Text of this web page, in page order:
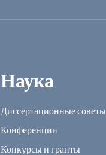
Наука
Диссертационные советы
Конференции
Конкурсы и гранты